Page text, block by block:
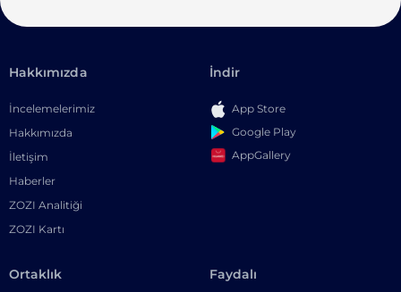
Hakkımızda
İncelemelerimiz
Hakkımızda
İletişim
Haberler
ZOZI Analitiği
ZOZI Kartı
İndir
App Store
Google Play
AppGallery
Ortaklık Faydalı